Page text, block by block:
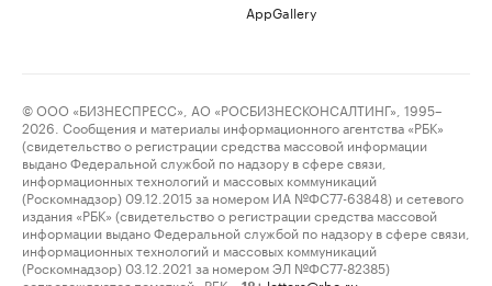
AppGallery
© ООО «БИЗНЕСПРЕСС», АО «РОСБИЗНЕСКОНСАЛТИНГ», 1995–
2026. Сообщения и материалы информационного агентства «РБК»
(свидетельство о регистрации средства массовой информации
выдано Федеральной службой по надзору в сфере связи,
информационных технологий и массовых коммуникаций
(Роскомнадзор) 09.12.2015 за номером ИА №ФС77-63848) и сетевого
издания «РБК» (свидетельство о регистрации средства массовой
информации выдано Федеральной службой по надзору в сфере связи,
информационных технологий и массовых коммуникаций
(Роскомнадзор) 03.12.2021 за номером ЭЛ №ФС77-82385)